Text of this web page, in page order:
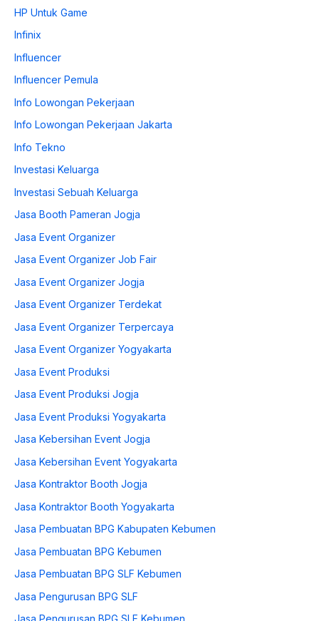
HP Untuk Game
Infinix
Influencer
Influencer Pemula
Info Lowongan Pekerjaan
Info Lowongan Pekerjaan Jakarta
Info Tekno
Investasi Keluarga
Investasi Sebuah Keluarga
Jasa Booth Pameran Jogja
Jasa Event Organizer
Jasa Event Organizer Job Fair
Jasa Event Organizer Jogja
Jasa Event Organizer Terdekat
Jasa Event Organizer Terpercaya
Jasa Event Organizer Yogyakarta
Jasa Event Produksi
Jasa Event Produksi Jogja
Jasa Event Produksi Yogyakarta
Jasa Kebersihan Event Jogja
Jasa Kebersihan Event Yogyakarta
Jasa Kontraktor Booth Jogja
Jasa Kontraktor Booth Yogyakarta
Jasa Pembuatan BPG Kabupaten Kebumen
Jasa Pembuatan BPG Kebumen
Jasa Pembuatan BPG SLF Kebumen
Jasa Pengurusan BPG SLF